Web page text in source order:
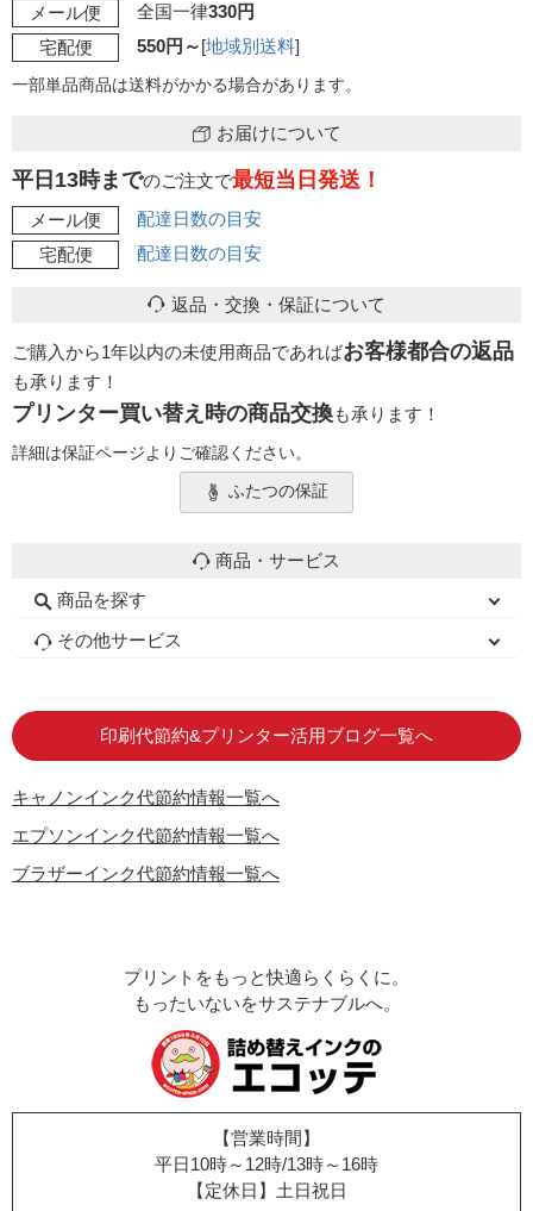
メール便
全国一律330円
宅配便
550円～[地域別送料]
一部単品商品は送料がかかる場合があります。
お届けについて
平日13時までのご注文で最短当日発送！
メール便
配達日数の目安
宅配便
配達日数の目安
返品・交換・保証について
ご購入から1年以内の未使用商品であればお客様都合の返品
も承ります！
プリンター買い替え時の商品交換も承ります！
詳細は保証ページよりご確認ください。
ふたつの保証
商品・サービス
商品を探す
初心者用セット
キャノンインク
エプソンインク
ブラザーインク
詰め替えインク
互換インクボトル
互換インクカートリッジ
再生インクカートリッジ
トナーカートリッジ
その他サービス
印刷代節約&プリンター活用ブログ一覧へ
キャノンインク代節約情報一覧へ
エプソンインク代節約情報一覧へ
ブラザーインク代節約情報一覧へ
プリントをもっと快適らくらくに。
もったいないをサステナブルへ。
【営業時間】
平日10時～12時/13時～16時
【定休日】土日祝日